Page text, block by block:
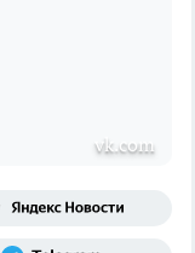
vk.com